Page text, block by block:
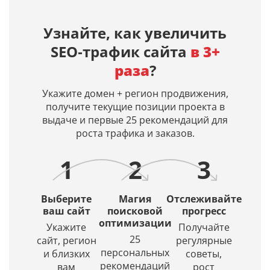
заданным
поисковым
Яндекс
Google.
выбором
региона
заданной
глубине
ИИ‑ответы
по
вашим
запросам
и
входит
ли
ваш
в их
источники.
Midjourney,
Dall-
E 3,
AI.
Просто
введите
описание
искусственный
интеллект
создаст
красивое
и
уникальное
изображение.
дату
дату
кэша
страницы
Узнайте, как увеличить
SEO‑трафик сайта в 3+
раза?
Укажите домен + регион продвижения,
получите текущие позиции проекта в
выдаче и первые 25 рекомендаций для
роста трафика и заказов.
1
Выберите
ваш сайт
Укажите
сайт, регион
и близких
вам
2
Магия
поисковой
оптимизации
25
персональных
рекомендаций
3
Отслеживайте
прогресс
Получайте
регулярные
советы,
рост